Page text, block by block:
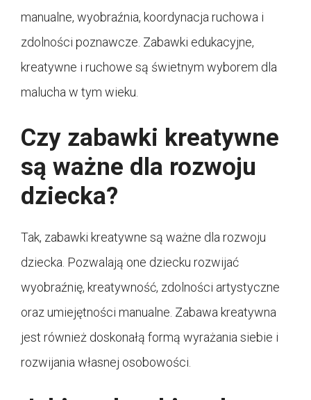
manualne, wyobraźnia, koordynacja ruchowa i
zdolności poznawcze. Zabawki edukacyjne,
kreatywne i ruchowe są świetnym wyborem dla
malucha w tym wieku.
Czy zabawki kreatywne
są ważne dla rozwoju
dziecka?
Tak, zabawki kreatywne są ważne dla rozwoju
dziecka. Pozwalają one dziecku rozwijać
wyobraźnię, kreatywność, zdolności artystyczne
oraz umiejętności manualne. Zabawa kreatywna
jest również doskonałą formą wyrażania siebie i
rozwijania własnej osobowości.